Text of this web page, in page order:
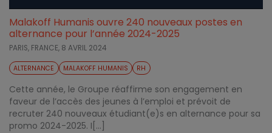
Malakoff Humanis ouvre 240 nouveaux postes en
alternance pour l’année 2024-2025
PARIS, FRANCE, 8 AVRIL 2024
ALTERNANCE MALAKOFF HUMANIS RH
Cette année, le Groupe réaffirme son engagement en
faveur de l’accès des jeunes à l’emploi et prévoit de
recruter 240 nouveaux étudiant(e)s en alternance pour sa
promo 2024-2025. I[...]